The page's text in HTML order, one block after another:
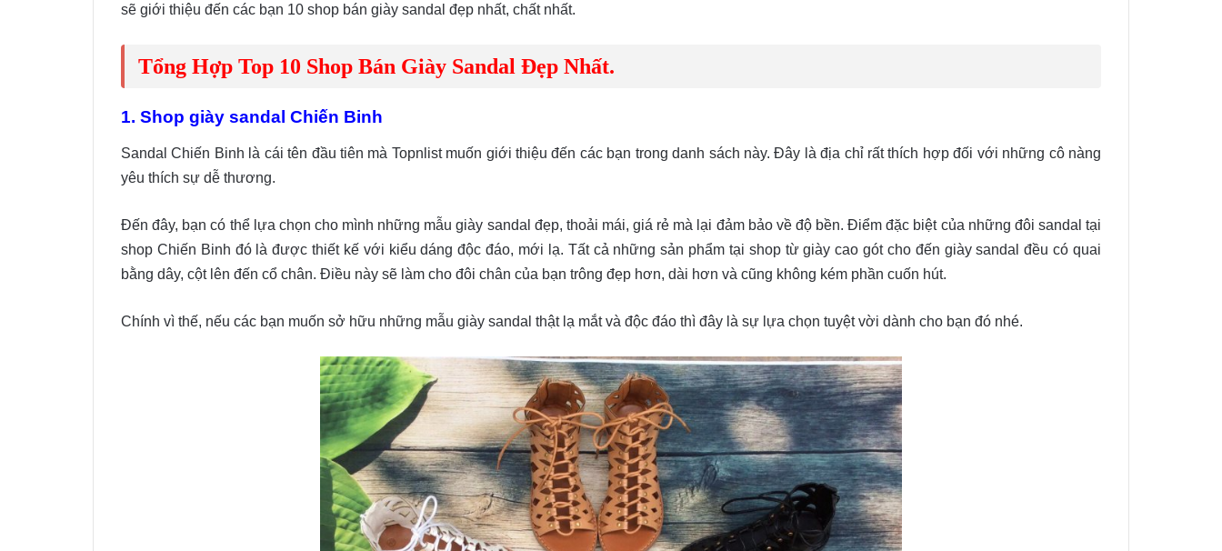
sẽ giới thiệu đến các bạn 10 shop bán giày sandal đẹp nhất, chất nhất.
Tổng Hợp Top 10 Shop Bán Giày Sandal Đẹp Nhất.
1. Shop giày sandal Chiến Binh
Sandal Chiến Binh là cái tên đầu tiên mà Topnlist muốn giới thiệu đến các bạn trong danh sách này. Đây là địa chỉ rất thích hợp đối với những cô nàng
yêu thích sự dễ thương.
Đến đây, bạn có thể lựa chọn cho mình những mẫu giày sandal đẹp, thoải mái, giá rẻ mà lại đảm bảo về độ bền. Điểm đặc biệt của những đôi sandal tại
shop Chiến Binh đó là được thiết kế với kiểu dáng độc đáo, mới lạ. Tất cả những sản phẩm tại shop từ giày cao gót cho đến giày sandal đều có quai
bằng dây, cột lên đến cổ chân. Điều này sẽ làm cho đôi chân của bạn trông đẹp hơn, dài hơn và cũng không kém phần cuốn hút.
Chính vì thế, nếu các bạn muốn sở hữu những mẫu giày sandal thật lạ mắt và độc đáo thì đây là sự lựa chọn tuyệt vời dành cho bạn đó nhé.